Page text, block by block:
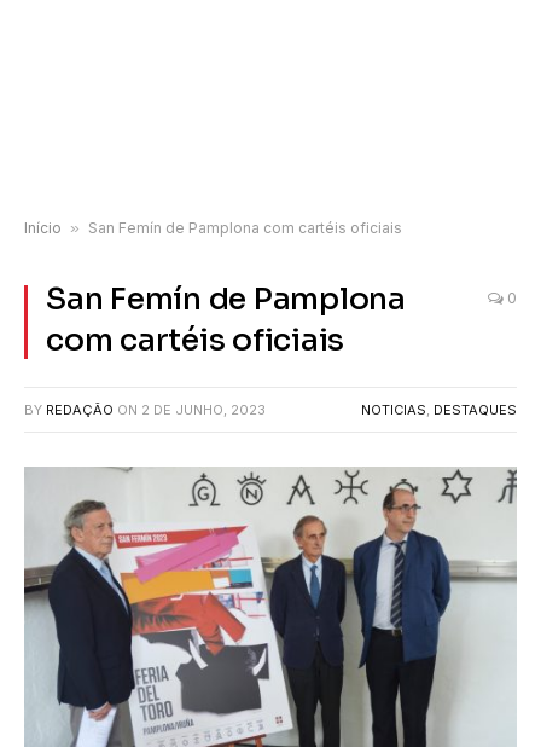
Início » San Femín de Pamplona com cartéis oficiais
San Femín de Pamplona
com cartéis oficiais
0
BY REDAÇÃO ON 2 DE JUNHO, 2023 NOTICIAS, DESTAQUES